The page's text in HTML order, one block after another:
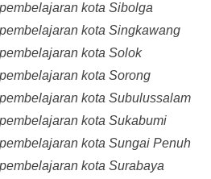
kota Sibolga
kota Singkawang
kota Solok
kota Sorong
kota Subulussalam
kota Sukabumi
kota Sungai Penuh
kota Surabaya